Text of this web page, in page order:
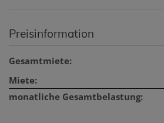
Preisinformation
Gesamtmiete:
Miete:
monatliche Gesamtbelastung: